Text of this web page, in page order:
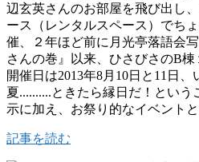
辺玄英さんのお部屋を飛び出し
ース（レンタルスペース）でち
催、２年ほど前に月光亭落語会
さんの巻』以来、ひさびさのB
開催日は2013年8月10日と11日
夏..........ときたら縁日だ！とい
示に加え、お祭り的なイベント
記事を読む